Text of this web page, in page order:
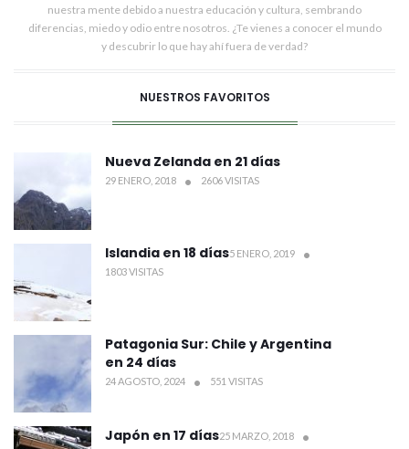
nuestra mente debido a nuestra educación y cultura, sembrando
diferencias, miedo y odio entre nosotros. ¿Te vienes a conocer el mundo
y descubrir lo que hay ahí fuera de verdad?
NUESTROS FAVORITOS
Nueva Zelanda en 21 días
29 ENERO, 2018 2606 VISITAS
Islandia en 18 días5 ENERO, 2019
1803 VISITAS
Patagonia Sur: Chile y Argentina
en 24 días
24 AGOSTO, 2024 551 VISITAS
Japón en 17 días25 MARZO, 2018